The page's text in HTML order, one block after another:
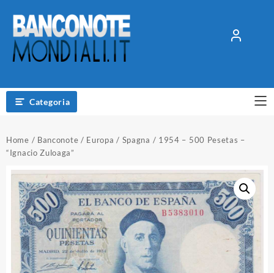
contenuto
Categoria
Home / Banconote / Europa / Spagna / 1954 – 500 Pesetas –
“Ignacio Zuloaga”